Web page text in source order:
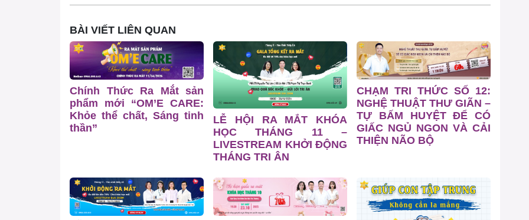
BÀI VIẾT LIÊN QUAN
Chính Thức Ra Mắt sản
phẩm mới “OM’E CARE:
Khỏe thể chất, Sáng tinh
thần”
LỄ HỘI RA MẮT KHÓA
HỌC THÁNG 11 –
LIVESTREAM KHỞI ĐỘNG
THÁNG TRI ÂN
CHẠM TRI THỨC SỐ 12:
NGHỆ THUẬT THƯ GIÃN –
TỰ BẤM HUYỆT ĐỂ CÓ
GIẤC NGỦ NGON VÀ CẢI
THIỆN NÃO BỘ